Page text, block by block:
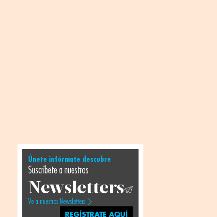
Únete infórmate descubre
Suscríbete a nuestros
Newsletters
Ve a nuestros Newsletters
REGÍSTRATE AQUÍ